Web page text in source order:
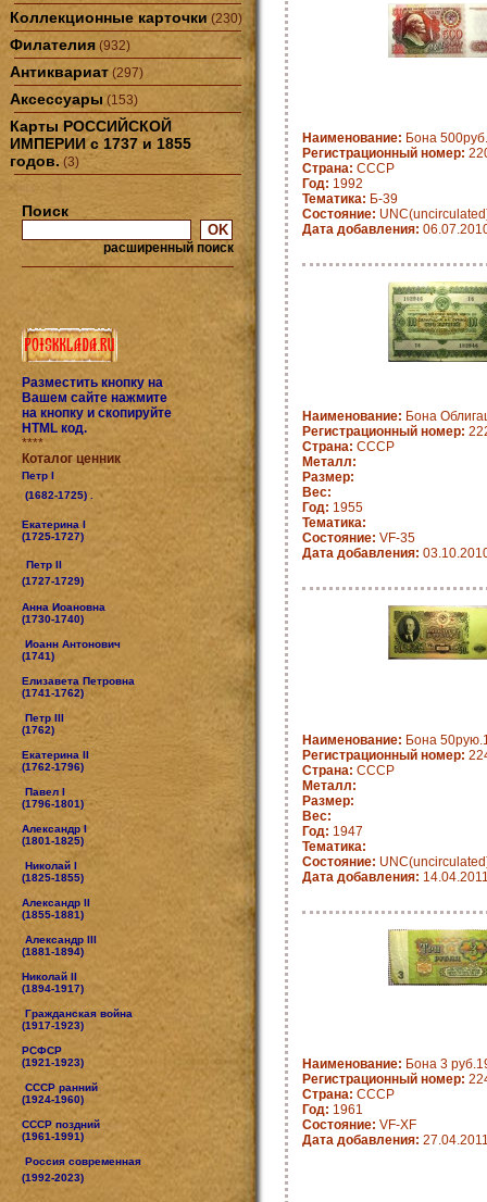
Коллекционные карточки (230)
Филателия (932)
Антиквариат (297)
Аксессуары (153)
Карты РОССИЙСКОЙ
ИМПЕРИИ с 1737 и 1855
годов. (3)
Поиск
расширенный поиск
Разместить кнопку на
Вашем сайте нажмите
на кнопку и скопируйте
HTML код.
****
Коталог ценник
Петр I
(1682-1725) .
Екатерина I
(1725-1727)
Петр II
(1727-1729)
Анна Иоановна
(1730-1740)
Иоанн Антонович
(1741)
Елизавета Петровна
(1741-1762)
Петр III
(1762)
Екатерина II
(1762-1796)
Павел I
(1796-1801)
Александр I
(1801-1825)
Николай I
(1825-1855)
Александр II
(1855-1881)
Александр III
(1881-1894)
Николай II
(1894-1917)
Гражданская война
(1917-1923)
РСФСР
(1921-1923)
СССР ранний
(1924-1960)
СССР поздний
(1961-1991)
Россия современная
(1992-2023)
Наименование: Бона
Регистрационный номер:
Страна: CCCP
Год: 1992
Тематика: Б-39
Состояние:
Дата добавления:
Наименование: Бона
Регистрационный номер:
Страна: CCCP
Металл:
Размер:
Вес:
Год: 1955
Тематика:
Состояние: VF-35
Дата добавления:
Наименование: Бона
Регистрационный номер:
Страна: CCCP
Металл:
Размер:
Вес:
Год: 1947
Тематика:
Состояние:
Дата добавления:
Наименование: Бона 3
Регистрационный номер:
Страна: CCCP
Год: 1961
Состояние: VF-XF
Дата добавления: